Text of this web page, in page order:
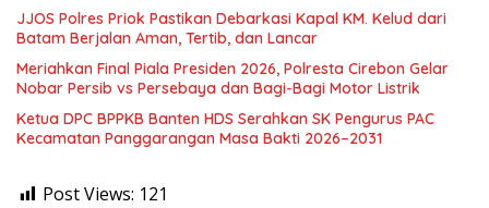
JJOS Polres Priok Pastikan Debarkasi Kapal KM. Kelud dari
Batam Berjalan Aman, Tertib, dan Lancar
Meriahkan Final Piala Presiden 2026, Polresta Cirebon Gelar
Nobar Persib vs Persebaya dan Bagi-Bagi Motor Listrik
Ketua DPC BPPKB Banten HDS Serahkan SK Pengurus PAC
Kecamatan Panggarangan Masa Bakti 2026–2031
Post Views: 121